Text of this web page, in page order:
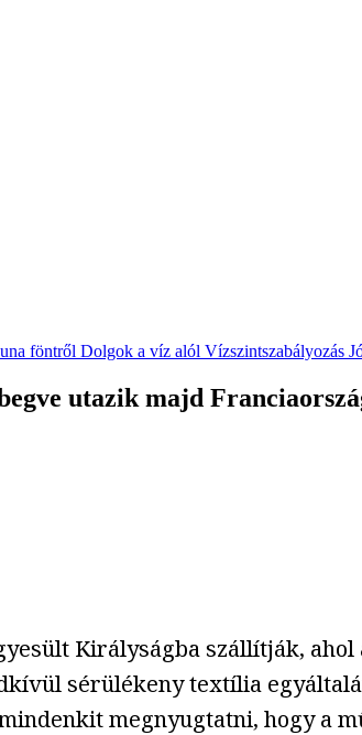
föntről Dolgok a víz alól Vízszintszabályozás
utazik majd
Királyságba szállítják,
sérülékeny textília
megnyugtatni, hogy a